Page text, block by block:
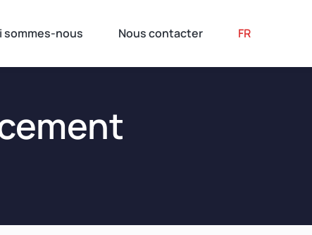
sommes-nous Nous contacter FR